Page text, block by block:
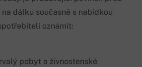
dálku současně s nabídkou
oznámit:
pobyt a živnostenské